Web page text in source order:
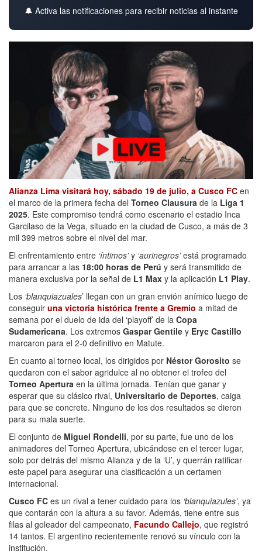
🔔 Activa las notificaciones para recibir noticias al instante
Alianza Lima visitará hoy, sábado 19 de julio, a Cusco FC en
el marco de la primera fecha del Torneo Clausura de la Liga 1
2025. Este compromiso tendrá como escenario el estadio Inca
Garcilaso de la Vega, situado en la ciudad de Cusco, a más de 3
mil 399 metros sobre el nivel del mar.
El enfrentamiento entre ‘íntimos’y ‘aurinegros’está programado
para arrancar a las 18:00 horas de Perú y será transmitido de
manera exclusiva por la señal de L1 Max y la aplicación L1 Play.
Los ‘blanquiazuales’ llegan con un gran envión anímico luego de
conseguir una victoria histórica frente a Gremio a mitad de
semana por el duelo de ida del ‘playoff’ de la Copa
Sudamericana. Los extremos Gaspar Gentile y Eryc Castillo
marcaron para el 2-0 definitivo en Matute.
En cuanto al torneo local, los dirigidos por Néstor Gorosito se
quedaron con el sabor agridulce al no obtener el trofeo del
Torneo Apertura en la última jornada. Tenían que ganar y
esperar que su clásico rival, Universitario de Deportes, caiga
para que se concrete. Ninguno de los dos resultados se dieron
para su mala suerte.
El conjunto de Miguel Rondelli, por su parte, fue uno de los
animadores del Torneo Apertura, ubicándose en el tercer lugar,
solo por detrás del mismo Alianza y de la ‘U’, y querrán ratificar
este papel para asegurar una clasificación a un certamen
internacional.
Cusco FC es un rival a tener cuidado para los ‘blanquiazules’, ya
que contarán con la altura a su favor. Además, tiene entre sus
filas al goleador del campeonato, Facundo Callejo, que registró
14 tantos. El argentino recientemente renovó su vínculo con la
institución.